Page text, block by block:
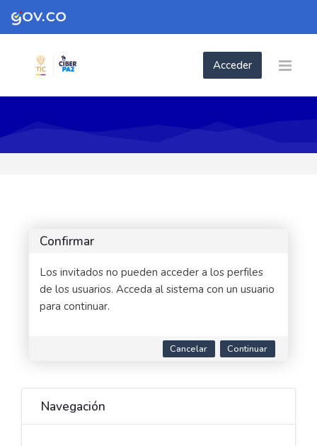
Skip to navigation
Skip to login form
Skip to footer
Saltar al contenido principal
Acceder
Confirmar
Los invitados no pueden acceder a los perfiles
de los usuarios. Acceda al sistema con un usuario
para continuar.
Cancelar Continuar
Navegación